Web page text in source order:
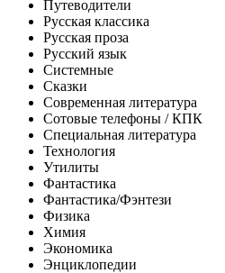
Путеводители
Русская классика
Русская проза
Русский язык
Системные
Сказки
Современная литература
Сотовые телефоны / КПК
Специальная литература
Технология
Утилиты
Фантастика
Фантастика/Фэнтези
Физика
Химия
Экономика
Энциклопедии